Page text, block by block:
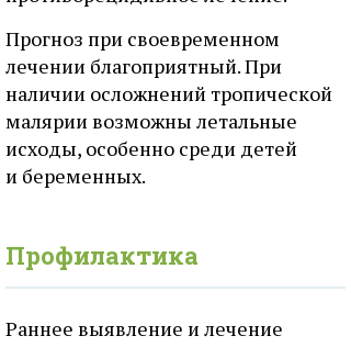
Прогноз при своевременном
лечении благоприятный. При
наличии осложнений тропической
малярии возможны летальные
исходы, особенно среди детей
и беременных.
Профилактика
Раннее выявление и лечение